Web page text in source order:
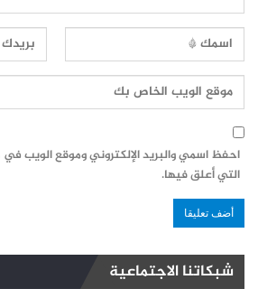
احفظ اسمي والبريد الإلكتروني وموقع الويب في
التي أعلق فيها.
شبكاتنا الاجتماعية